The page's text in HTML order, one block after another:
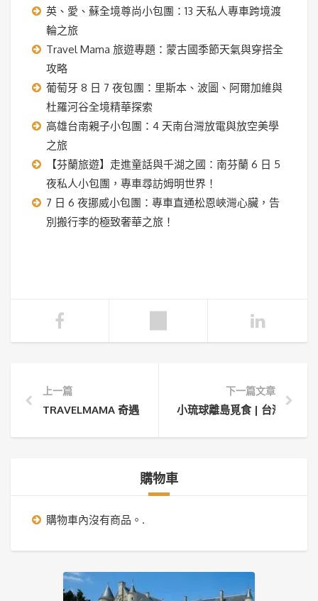
英、愛、蘇全境尊尚小包團：13 天私人專車跨境渡
輪之旅
Travel Mama 旅遊專題：蒙古國季節天氣與穿搭全
攻略
葡萄牙 8 日 7 夜包團：里斯本、波圖、阿爾加維與
杜羅河谷全境精華探索
高雄台南親子小包團：4 天南台灣放電與放空美學
之旅
【芬蘭旅遊】走進童話與千湖之國：南芬蘭 6 日 5
夜私人小包團，專車尋訪姆明世界！
7 日 6 夜挪威小包團：專車直通松恩峽灣心臟，告
別搬行李的極致奢華之旅！
上一篇
TRAVELMAMA 奇遇 – 與那國島
下一篇文章
小琉球離島覓食 | 台灣係咁玩
購物車
購物車內沒有商品。.